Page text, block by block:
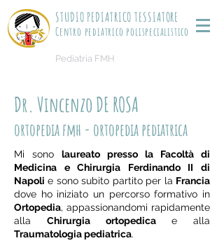
STUDIO PEDIATRICO TESSIATORE
Centro pediatrico polispecialistico
Pediatria FMH
Dr. Vincenzo DE ROSA
ortopedia fmh - ortopedia pediatrica
Mi sono laureato presso la Facoltà di
Medicina e Chirurgia Ferdinando II di
Napoli e sono subito partito per la Francia
dove ho iniziato un percorso formativo in
Ortopedia, appassionandomi rapidamente
alla Chirurgia ortopedica e alla
Traumatologia pediatrica.